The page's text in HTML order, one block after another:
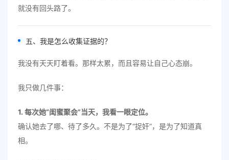
就没有回头路了。
五、我是怎么收集证据的？
我没有天天盯着看。那样太累，而且容易让自己心态崩。
我只做几件事：
1. 每次她“闺蜜聚会”当天，我看一眼定位。
确认她去了哪、待了多久。不是为了“捉奸”，是为了知道真
相。